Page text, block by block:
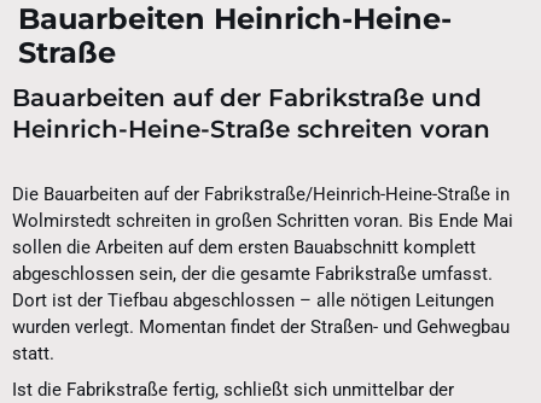
Bauarbeiten Heinrich-Heine-
Straße
Bauarbeiten auf der Fabrikstraße und
Heinrich-Heine-Straße schreiten voran
Die Bauarbeiten auf der Fabrikstraße/Heinrich-Heine-Straße in
Wolmirstedt schreiten in großen Schritten voran. Bis Ende Mai
sollen die Arbeiten auf dem ersten Bauabschnitt komplett
abgeschlossen sein, der die gesamte Fabrikstraße umfasst.
Dort ist der Tiefbau abgeschlossen – alle nötigen Leitungen
wurden verlegt. Momentan findet der Straßen- und Gehwegbau
statt.
Ist die Fabrikstraße fertig, schließt sich unmittelbar der